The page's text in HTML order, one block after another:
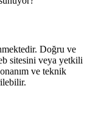
Doğru ve
sitesini veya yetkili
ve teknik